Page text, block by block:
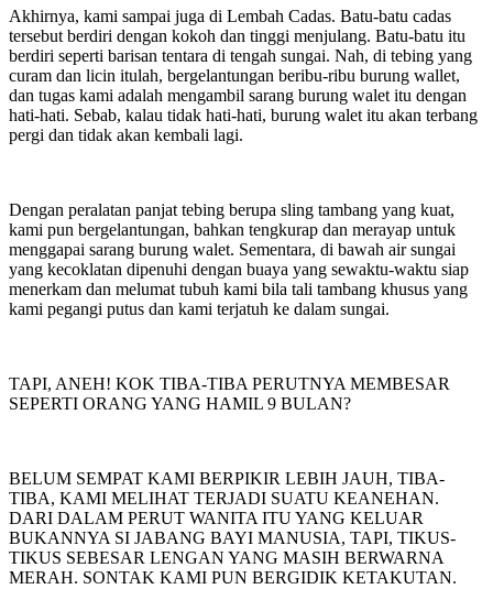
Akhirnya, kami sampai juga di Lembah Cadas. Batu-batu cadas
tersebut berdiri dengan kokoh dan tinggi menjulang. Batu-batu itu
berdiri seperti barisan tentara di tengah sungai. Nah, di tebing yang
curam dan licin itulah, bergelantungan beribu-ribu burung wallet,
dan tugas kami adalah mengambil sarang burung walet itu dengan
hati-hati. Sebab, kalau tidak hati-hati, burung walet itu akan terbang
pergi dan tidak akan kembali lagi.
Dengan peralatan panjat tebing berupa sling tambang yang kuat,
kami pun bergelantungan, bahkan tengkurap dan merayap untuk
menggapai sarang burung walet. Sementara, di bawah air sungai
yang kecoklatan dipenuhi dengan buaya yang sewaktu-waktu siap
menerkam dan melumat tubuh kami bila tali tambang khusus yang
kami pegangi putus dan kami terjatuh ke dalam sungai.
TAPI, ANEH! KOK TIBA-TIBA PERUTNYA MEMBESAR
SEPERTI ORANG YANG HAMIL 9 BULAN?
BELUM SEMPAT KAMI BERPIKIR LEBIH JAUH, TIBA-
TIBA, KAMI MELIHAT TERJADI SUATU KEANEHAN.
DARI DALAM PERUT WANITA ITU YANG KELUAR
BUKANNYA SI JABANG BAYI MANUSIA, TAPI, TIKUS-
TIKUS SEBESAR LENGAN YANG MASIH BERWARNA
MERAH. SONTAK KAMI PUN BERGIDIK KETAKUTAN.